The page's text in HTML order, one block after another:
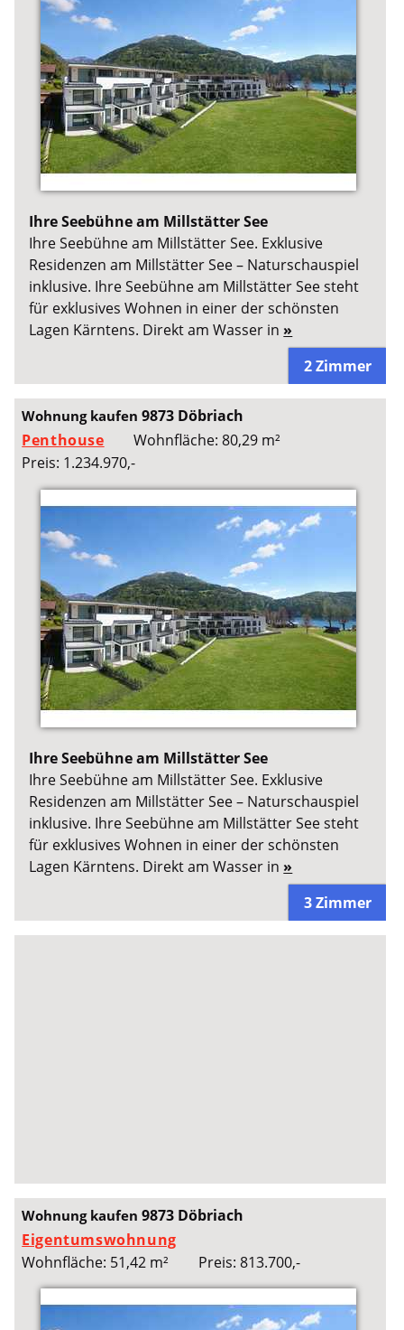
Ihre Seebühne am Millstätter See
Ihre Seebühne am Millstätter See. Exklusive
Residenzen am Millstätter See – Naturschauspiel
inklusive. Ihre Seebühne am Millstätter See steht
für exklusives Wohnen in einer der schönsten
Lagen Kärntens. Direkt am Wasser in »
2 Zimmer
Wohnung kaufen9873 Döbriach
Penthouse
Wohnfläche: 80,29 m²
Preis: 1.234.970,-
Ihre Seebühne am Millstätter See
Ihre Seebühne am Millstätter See. Exklusive
Residenzen am Millstätter See – Naturschauspiel
inklusive. Ihre Seebühne am Millstätter See steht
für exklusives Wohnen in einer der schönsten
Lagen Kärntens. Direkt am Wasser in »
3 Zimmer
Wohnung kaufen9873 Döbriach
Eigentumswohnung
Wohnfläche: 51,42 m²
Preis: 813.700,-